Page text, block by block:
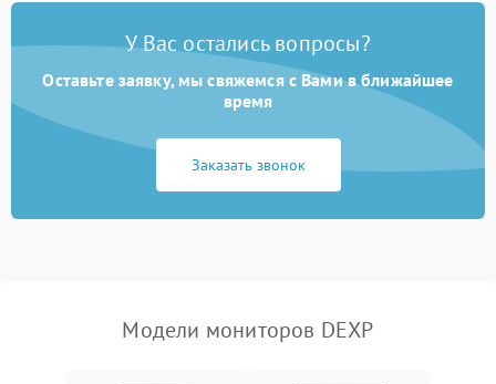
питания
Подробнее →
защиты от перегрузок
1000 ₽ Подробнее →
1000 ₽
У Вас остались вопросы?
Оставьте заявку, мы свяжемся с Вами в ближайшее
время
Заказать звонок
Модели мониторов DEXP